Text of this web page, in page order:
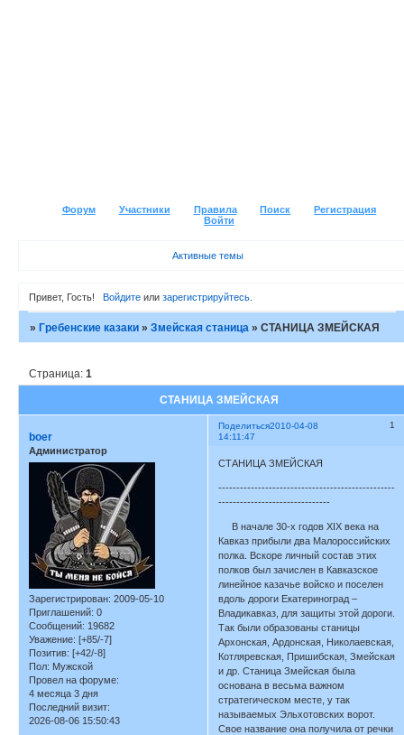
Форум Участники Правила Поиск
Регистрация
Войти
Активные темы
Привет, Гость! Войдитеили зарегистрируйтесь.
»Гребенские казаки »Змейская станица »СТАНИЦА ЗМЕЙСКАЯ
СТАНИЦА ЗМЕЙСКАЯ
Страница:1
Поделиться 1
2010-04-08
14:11:47
boer
Администратор
Зарегистрирован: 2009-05-10
Приглашений: 0
Сообщений: 19682
Уважение: [+85/-7]
Позитив: [+42/-8]
Пол: Мужской
Провел на форуме:
4 месяца 3 дня
Последний визит:
2026-08-06 15:50:43
СТАНИЦА ЗМЕЙСКАЯ
-------------------------------------------------
-------------------------------
В начале 30-х годов ХIХ века на
Кавказ прибыли два Малороссийских
полка. Вскоре личный состав этих
полков был зачислен в Кавказское
линейное казачье войско и поселен
вдоль дороги Екатериноград –
Владикавказ, для защиты этой дороги.
Так были образованы станицы
Архонская, Ардонская, Николаевская,
Котляревская, Пришибская, Змейская
и др. Станица Змейская была
основана в весьма важном
стратегическом месте, у так
называемых Эльхотовских ворот.
Свое название она получила от речки